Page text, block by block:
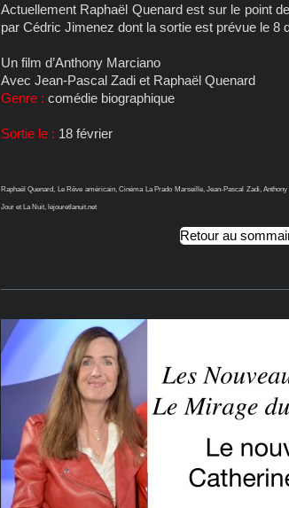
Actuellement Raphaël Quenard est sur le point
par Cédric Jimenez dont la sortie est prévue le 8
Un film d’Anthony Marciano
Avec Jean-Pascal Zadi et Raphaël Quenard
Genre : comédie biographique
Sortie le : 18 février
Raphaël Quenard, Le Rêve américain, Cinéma La Prado Marseille, Jean-Pascal Zadi,
Jour et La Nuit, lejouretlanuit.net
Retour au